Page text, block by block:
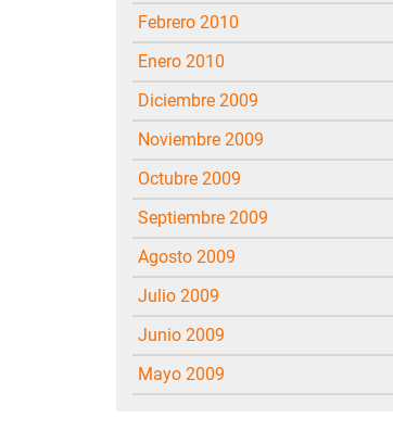
febrero 2010
enero 2010
diciembre 2009
noviembre 2009
octubre 2009
septiembre 2009
agosto 2009
julio 2009
junio 2009
mayo 2009